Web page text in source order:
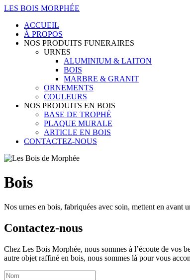
LES BOIS MORPHÉE
ACCUEIL
À PROPOS
NOS PRODUITS FUNERAIRES
URNES
ALUMINIUM & LAITON
BOIS
MARBRE & GRANIT
ORNEMENTS
COULEURS
NOS PRODUITS EN BOIS
BASE DE TROPHÉ
PLAQUE MURALE
ARTICLE EN BOIS
CONTACTEZ-NOUS
Bois
Nos urnes en bois, fabriquées avec soin, mettent en avant
Contactez-nous
Chez Les Bois Morphée, nous sommes à l’écoute de vos
autre objet raffiné en bois, nous sommes là pour vous